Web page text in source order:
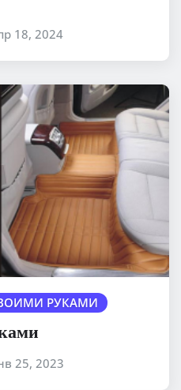
18, 2024
РУКАМИ
25, 2023